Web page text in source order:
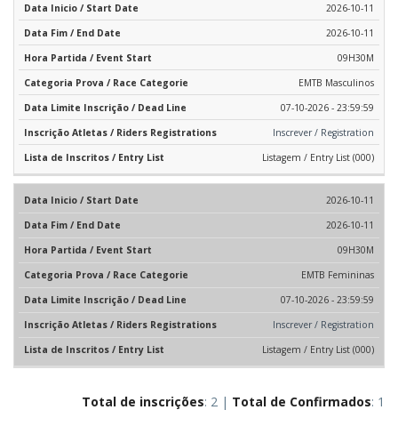
2026-10-11
2026-10-11
09H30M
EMTB Masculinos
07-10-2026 - 23:59:59
Inscrever / Registration
Listagem / Entry List (000)
2026-10-11
2026-10-11
09H30M
EMTB Femininas
07-10-2026 - 23:59:59
Inscrever / Registration
Listagem / Entry List (000)
Total de inscrições: 2 | Total de Confirmados: 1